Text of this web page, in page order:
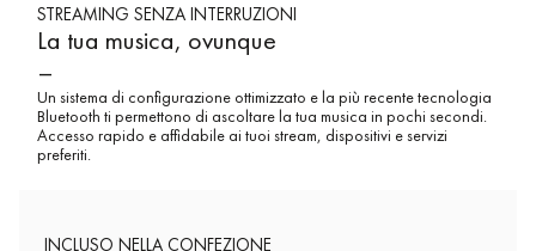
STREAMING SENZA INTERRUZIONI
La tua musica, ovunque
–
Un sistema di configurazione ottimizzato e la più recente tecnologia
Bluetooth ti permettono di ascoltare la tua musica in pochi secondi.
Accesso rapido e affidabile ai tuoi stream, dispositivi e servizi
preferiti.
INCLUSO NELLA CONFEZIONE